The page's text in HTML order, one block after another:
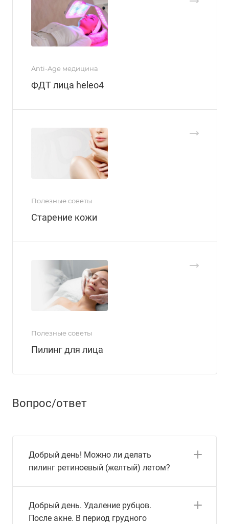
Anti-Age медицина
ФДТ лица heleo4
Полезные советы
Старение кожи
Полезные советы
Пилинг для лица
Вопрос/ответ
Добрый день! Можно ли делать
пилинг ретиноевый (желтый) летом?
Добрый день. Удаление рубцов.
После акне. В период грудного